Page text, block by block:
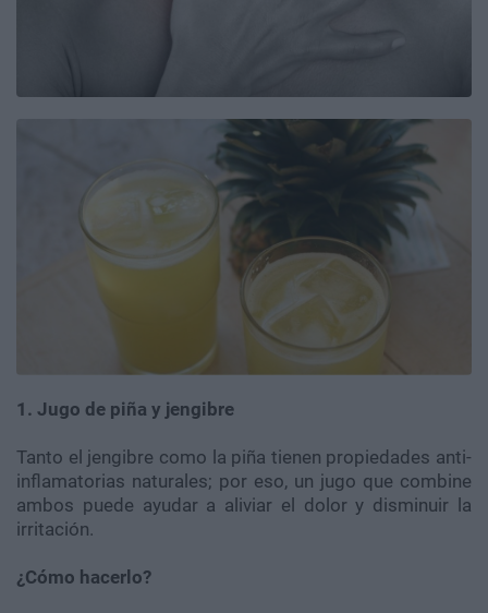
1. Jugo de piña y jengibre
Tanto el jengibre como la piña tienen propiedades anti-
inflamatorias naturales; por eso, un jugo que combine
ambos puede ayudar a aliviar el dolor y disminuir la
irritación.
¿Cómo hacerlo?